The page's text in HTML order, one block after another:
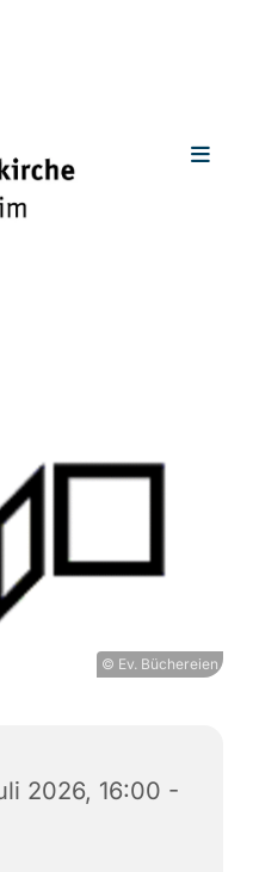
© Ev. Büchereien
2026, 16:00 -